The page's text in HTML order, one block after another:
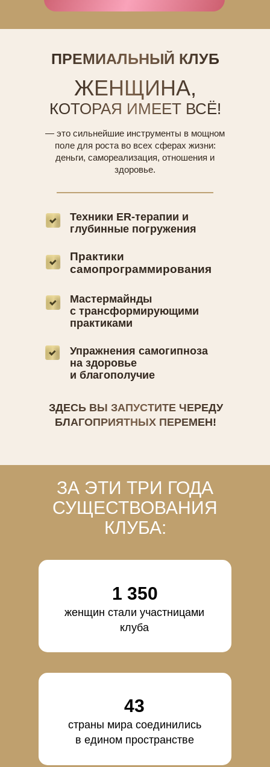
Техники ER-терапии и
глубинные погружения
— это сильнейшие инструменты в мощном
поле для роста во всех сферах жизни:
деньги, самореализация, отношения и
здоровье.
ПРЕМИАЛЬНЫЙ КЛУБ
ЗДЕСЬ ВЫ ЗАПУСТИТЕ ЧЕРЕДУ
БЛАГОПРИЯТНЫХ ПЕРЕМЕН!
Мастермайнды
с трансформирующими
практиками
Практики
самопрограммирования
КОТОРАЯ ИМЕЕТ ВСЁ!
ЖЕНЩИНА,
Упражнения самогипноза
на здоровье
и благополучие
ЗА ЭТИ ТРИ ГОДА
СУЩЕСТВОВАНИЯ
КЛУБА:
женщин стали участницами
клуба
1 350
страны мира соединились
в едином пространстве
43